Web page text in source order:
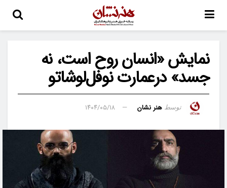
نمایش «انسان روح است، نه
جسد» درعمارت نوفل‌لوشاتو
توسط هنر نشان ۱۴۰۴/۰۵/۱۸